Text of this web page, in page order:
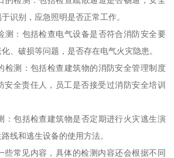
识别，应急照明是否正常工作。
测：包括检查电气设备是否符合消防安全要
、破损等问题，是否存在电气火灾隐患。
检测：包括检查建筑物的消防安全管理制度
安全责任人，员工是否接受过消防安全培训
：包括检查建筑物是否定期进行火灾逃生演
线和逃生设备的使用方法。
些常见内容，具体的检测内容还会根据不同